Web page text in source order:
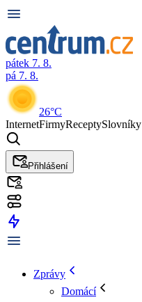
pátek 7. 8.
pá 7. 8.
26°C
InternetFirmyReceptySlovníky
Přihlášení
Zprávy
Domácí